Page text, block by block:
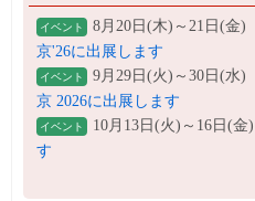
イベント 8月20日(木)～21日(金)
京'26に出展します
イベント 9月29日(火)～30日(水)
京 2026に出展します
イベント 10月13日(火)～16日(金)
す